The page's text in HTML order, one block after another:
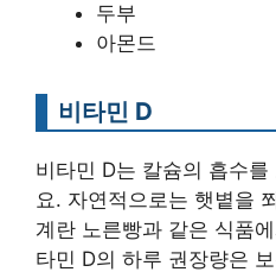
두부
아몬드
비타민 D
비타민 D는 칼슘의 흡수
요. 자연적으로는 햇볕을
계란 노른빵과 같은 식품
타민 D의 하루 권장량은